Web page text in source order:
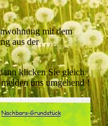
mit dem
aus der
klicken Sie gleich
uns umgehend !